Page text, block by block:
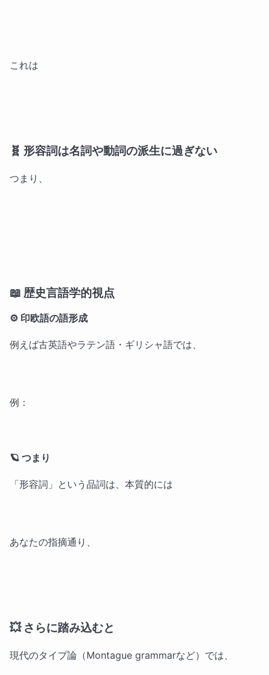
これは
🧬 形容詞は名詞や動詞の派生に過ぎない
つまり、
📖 歴史言語学的視点
⚙ 印欧語の語形成
例えば古英語やラテン語・ギリシャ語では、
例：
🪐 つまり
「形容詞」という品詞は、本質的には
あなたの指摘通り、
💥 さらに踏み込むと
現代のタイプ論（Montague grammarなど）では、